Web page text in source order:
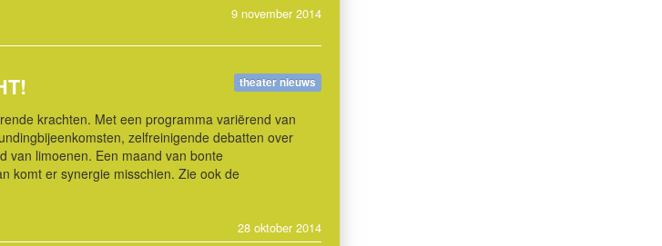
9 november 2014
theater nieuws
krachten. Met een programma variërend van
zelfreinigende debatten over
van limoenen. Een maand van bonte
komt er synergie misschien. Zie ook de
28 oktober 2014